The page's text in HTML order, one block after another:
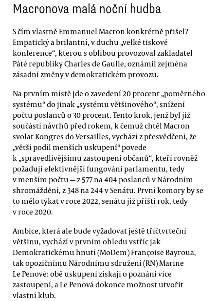
Macronova malá noční hudba
S čím vlastně Emmanuel Macron konkrétně přišel?
Empatický a brilantní, v duchu „velké tiskové
konference“, kterou s oblibou provozoval zakladatel
Páté republiky Charles de Gaulle, oznámil zejména
zásadní změny v demokratickém provozu.
Na prvním místě jde o zavedení 20 procent „poměrného
systému“ do jinak „systému většinového“, snížení
počtu poslanců o 30 procent. Tento krok, jenž byl již
součástí návrhů před rokem, k čemuž chtěl Macron
svolat Kongres do Versailles, vychází z přesvědčení, že
„větší podíl menších uskupení“ povede
k „spravedlivějšímu zastoupení občanů“, kteří rovněž
požadují efektivnější fungování parlamentu, tedy
v menším počtu — z 577 na 404 poslanců v Národním
shromáždění, z 348 na 244 v Senátu. První komory by se
to mělo týkat v roce 2022, senátu již příští rok, tedy
v roce 2020.
Ambice, která ale bude vyžadovat ještě tříčtvrteční
většinu, vychází v prvním ohledu vstříc jak
Demokratickému hnutí (MoDem) Françoise Bayroua,
tak opozičnímu Národnímu sdružení (RN) Marine
Le Penové: obě uskupení získají o poznání více
zastoupení, a Le Penová dokonce možnost utvořit
vlastní klub.